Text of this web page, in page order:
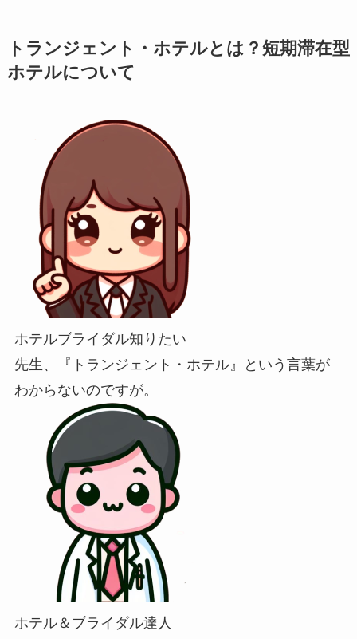
トランジェント・ホテルとは？短期滞在型
ホテルについて
ホテルブライダル知りたい
先生、『トランジェント・ホテル』という言葉が
わからないのですが。
ホテル＆ブライダル達人